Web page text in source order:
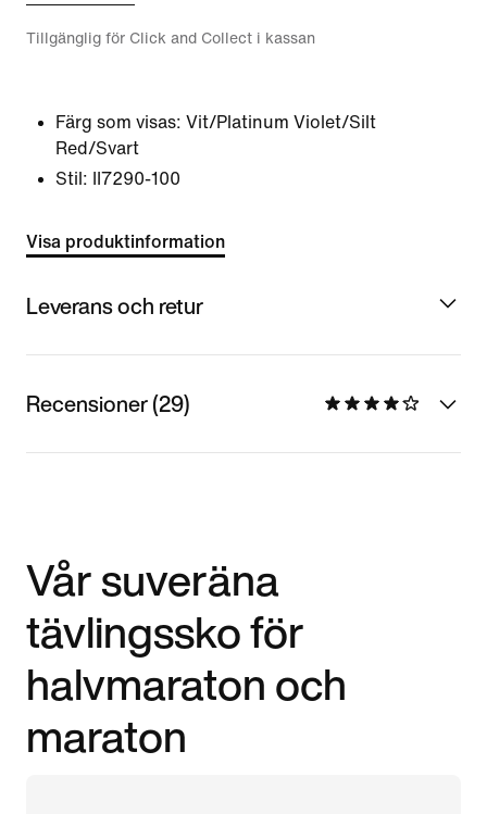
Tillgänglig för Click and Collect i kassan
Färg som visas: Vit/Platinum Violet/Silt
Red/Svart
Stil:
II7290-100
Visa produktinformation
Leverans och retur
Recensioner (29)
Vår suveräna
tävlingssko för
halvmaraton och
maraton